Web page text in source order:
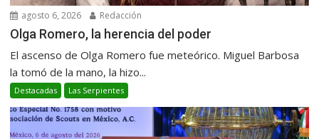
agosto 6, 2026 Redacción
Olga Romero, la herencia del poder
El ascenso de Olga Romero fue meteórico. Miguel Barbosa
la tomó de la mano, la hizo...
Destacadas Las Serpientes